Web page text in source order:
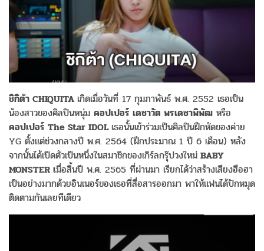
ชิกิต้า CHIQUITA เกิดเมื่อวันที่ 17 กุมภาพันธ์ พ.ศ. 2552 เธอเป็น
น้องสาวของศิลปินหนุ่ม คอปเปอร์ เดชาวัต พรเดชาพิพัฒ หรือ
คอปเปอร์ The Star IDOLเธอนั้นเข้าร่วมเป็นศิลปินฝึกหัดของค่าย
YG ตั้งแต่ช่วงกลางปี พ.ศ. 2564 (ฝึกประมาณ 1 ปี 6 เดือน) หลัง
จากนั้นได้เปิดตัวเป็นหนึ่งในสมาชิกของเกิร์ลกรุ๊ปวงใหม่ BABY
MONSTER เมื่อสิ้นปี พ.ศ. 2565 ที่ผ่านมา เรียกได้ว่าสร้างเสียงฮือฮา
เป็นอย่างมากด้วยอินเนอร์ของเธอที่สื่อสารออกมา พาให้แฟนได้ปักหมุด
ติดตามกันเลยทีเดียว